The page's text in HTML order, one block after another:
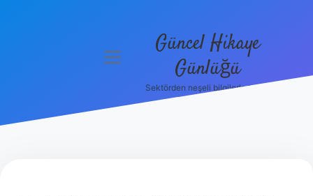
menüyü
Güncel Hikaye
Günlüğü
Sektörden neşeli bilgilerle tanış!